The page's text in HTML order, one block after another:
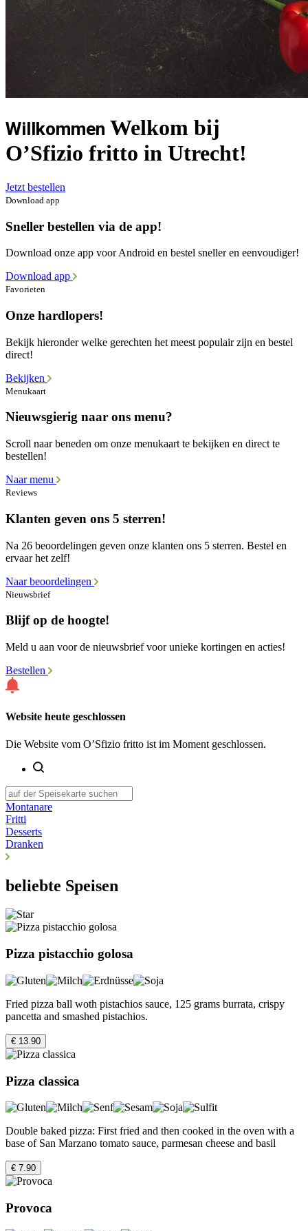
Willkommen Welkom bij
O’Sfizio fritto in Utrecht!
Jetzt bestellen
Download app
Sneller bestellen via de app!
Download onze app voor Android en bestel sneller en eenvoudiger!
Download app
Favorieten
Onze hardlopers!
Bekijk hieronder welke gerechten het meest populair zijn en bestel
direct!
Bekijken
Menukaart
Nieuwsgierig naar ons menu?
Scroll naar beneden om onze menukaart te bekijken en direct te
bestellen!
Naar menu
Reviews
Klanten geven ons 5 sterren!
Na 26 beoordelingen geven onze klanten ons 5 sterren. Bestel en
ervaar het zelf!
Naar beoordelingen
Nieuwsbrief
Blijf op de hoogte!
Meld u aan voor de nieuwsbrief voor unieke kortingen en acties!
Bestellen
Website heute geschlossen
Die Website vom O’Sfizio fritto ist im Moment geschlossen.
Montanare
Fritti
Desserts
Dranken
beliebte Speisen
Pizza pistacchio golosa
Fried pizza ball woth pistachios sauce, 125 grams burrata, crispy
pancetta and smashed pistachios.
€ 13.90
Pizza classica
Double baked pizza: First fried and then cooked in the oven with a
base of San Marzano tomato sauce, parmesan cheese and basil
€ 7.90
Provoca